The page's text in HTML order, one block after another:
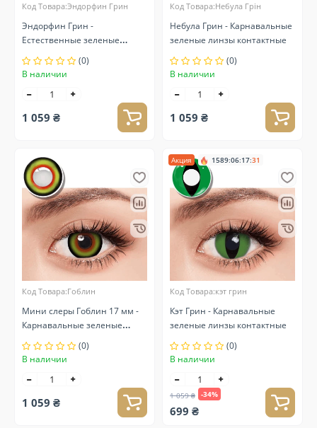
Код Товара:Эндорфин Грин
Эндорфин Грин -
Естественные зеленые
линзы контактные
(0)
В наличии
1 059 ₴
Код Товара:Небула Грін
Небула Грин - Карнавальные
зеленые линзы контактные
(0)
В наличии
1 059 ₴
Код Товара:Гоблин
Мини слеры Гоблин 17 мм -
Карнавальные зеленые
линзы контактные
(0)
В наличии
1 059 ₴
Акция 1589:06:17:30
Код Товара:кэт грин
Кэт Грин - Карнавальные
зеленые линзы контактные
(0)
В наличии
1 059 ₴ -34%
699 ₴